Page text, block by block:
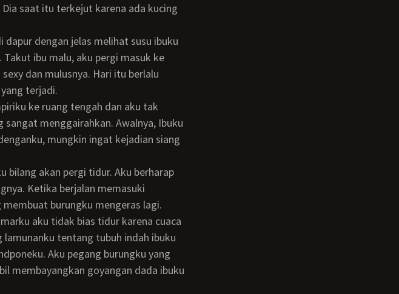
saat itu terkejut karena ada kucing
ibu malu, aku pergi masuk ke
dan mulusnya. Hari itu berlalu
terjadi.
menggairahkan. Awalnya, Ibuku
mungkin ingat kejadian siang
Ketika berjalan memasuki
burungku mengeras lagi.
tentang tubuh indah ibuku
Aku pegang burungku yang
membayangkan goyangan dada ibuku